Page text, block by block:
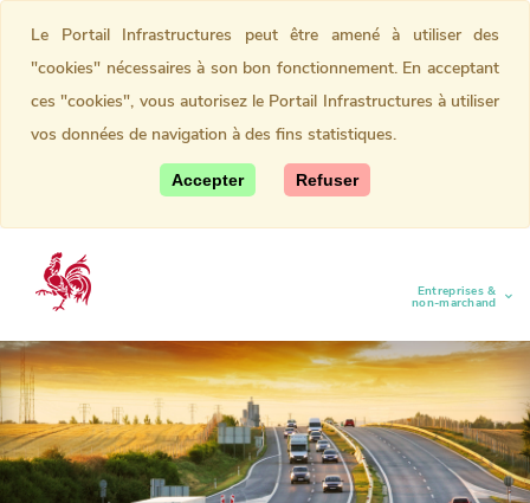
Entreprises &
non-marchand
(current)
Le Portail Infrastructures peut être amené à utiliser des
"cookies" nécessaires à son bon fonctionnement. En acceptant
ces "cookies", vous autorisez le Portail Infrastructures à utiliser
vos données de navigation à des fins statistiques.
Accepter Refuser